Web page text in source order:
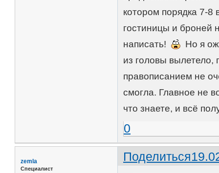
котором порядка 7-8
гостиницы и броней
написать!
Но я
из головы вылетело,
правописанием не
смогла. Главное не
что знаете, и всё
0
Поделиться
zemla
Специалист